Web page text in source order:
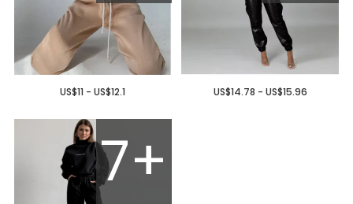
US$11 - US$12.1 US$14.78 - US$15.96
7+